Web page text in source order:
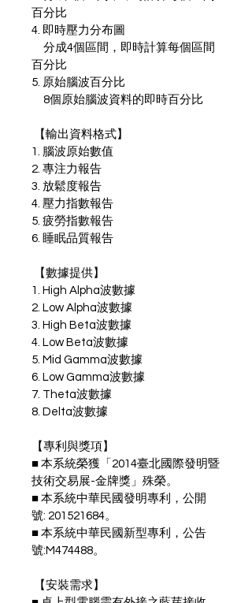
百分比
4. 即時壓力分布圖
分成4個區間，即時計算每個區間
百分比
5. 原始腦波百分比
8個原始腦波資料的即時百分比
【輸出資料格式】
1. 腦波原始數值
2. 專注力報告
3. 放鬆度報告
4. 壓力指數報告
5. 疲勞指數報告
6. 睡眠品質報告
【數據提供】
1. High Alpha波數據
2. Low Alpha波數據
3. High Beta波數據
4. Low Beta波數據
5. Mid Gamma波數據
6. Low Gamma波數據
7. Theta波數據
8. Delta波數據
【專利與獎項】
■ 本系統榮獲「2014臺北國際發明暨
技術交易展-金牌獎」殊榮。
■ 本系統中華民國發明專利，公開
號: 201521684。
■ 本系統中華民國新型專利，公告
號:M474488。
【安裝需求】